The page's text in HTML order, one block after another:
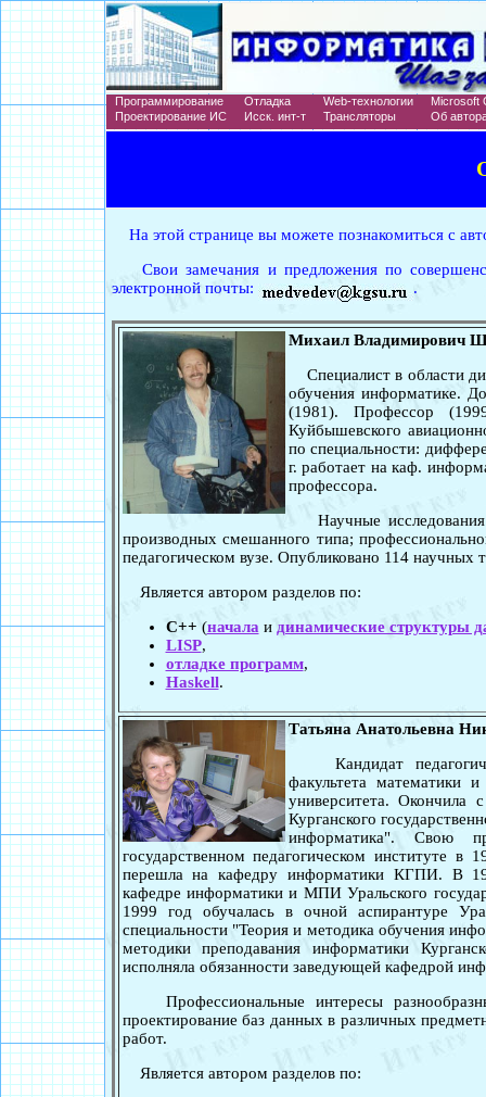
Программирование Отладка Web-технологии
Microsoft
Проектирование ИС
Исск. инт-т Трансляторы Об
На этой странице вы можете познакомиться с
Свои замечания и предложения по
электронной почты:
.
Михаил Владимирович
Специалист в области
обучения информатике.
(1981). Профессор
Куйбышевского
по специальности:
г. работает на каф.
профессора.
Научные исследования
производных смешанного типа;
педагогическом вузе. Опубликовано 114 научных
Является автором разделов по:
C++ (начала и динамические структуры
LISP,
отладке программ,
Haskell.
Татьяна Анатольевна
Кандидат
факультета математики
университета. Окончила
Курганского
информатика". Свою
государственном педагогическом институте
перешла на кафедру информатики КГПИ. В
кафедре информатики и МПИ Уральского
1999 год обучалась в очной аспирантуре
специальности "Теория и методика обучения
методики преподавания информатики
исполняла обязанности заведующей кафедрой
Профессиональные интересы
проектирование баз данных в различных
работ.
Является автором разделов по: